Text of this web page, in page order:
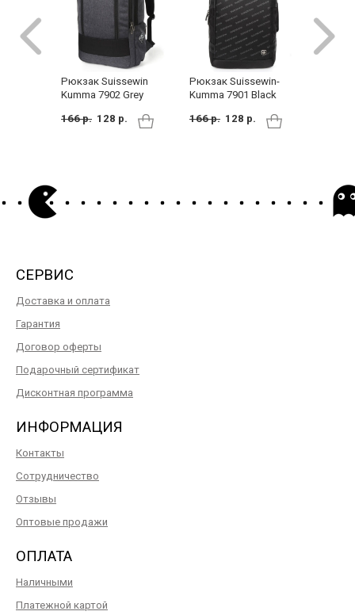
Рюкзак Suissewin
Kumma 7902 Grey
166 р. 128 р.
Рюкзак Suissewin-
Kumma 7901 Black
166 р. 128 р.
СЕРВИС
Доставка и оплата
Гарантия
Договор оферты
Подарочный сертификат
Дисконтная программа
ИНФОРМАЦИЯ
Контакты
Сотрудничество
Отзывы
Оптовые продажи
ОПЛАТА
Наличными
Платежной картой